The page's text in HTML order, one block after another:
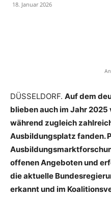
18. Januar 2026
DÜSSELDORF. Auf dem
blieben auch im Jahr
während zugleich
Ausbildungsplatz fanden.
offenen Angeboten und
die aktuelle
erkannt und im